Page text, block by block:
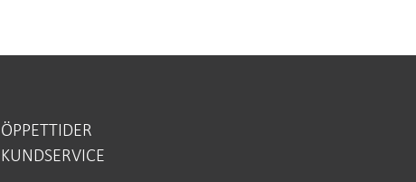
ÖPPETTIDER
KUNDSERVICE